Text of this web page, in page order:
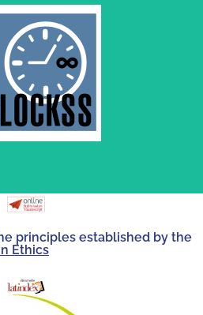
that ensures the long-term
publications, governed
its stakeholders.
principles established by the
Ethics